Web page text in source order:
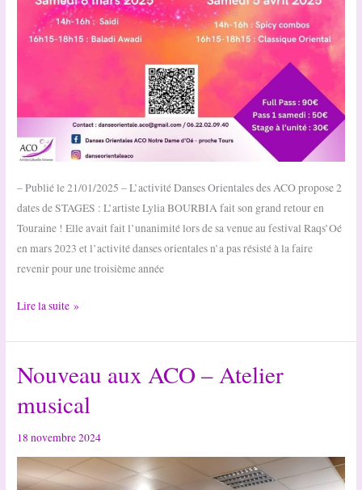
– Publié le 21/01/2025 – L’activité Danses Orientales des ACO propose 2
dates de STAGES : L’artiste Lylia BOURBIA fait son grand retour en
Touraine ! Elle avait fait l’unanimité lors de sa venue au festival Raqs’Oé
en mars 2023 et l’activité danses orientales n’a pas résisté à la faire
revenir pour une troisième année
Stages
danses
orientales
avec
Lylia
Lire la suite »
Nouveau aux ACO – Atelier
musical
18 novembre 2024